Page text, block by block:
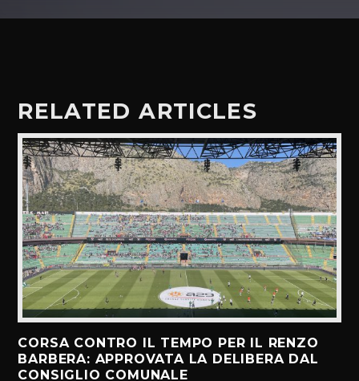
RELATED ARTICLES
CORSA CONTRO IL TEMPO PER IL RENZO
BARBERA: APPROVATA LA DELIBERA DAL
CONSIGLIO COMUNALE